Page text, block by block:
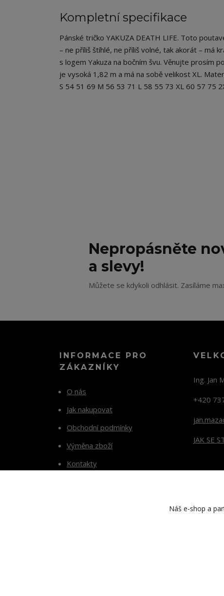
Kompletní specifikace
Pánské tričko YAKUZA DEATH LIFE. Toto
– ne příliš štíhlé, ne příliš volné, tak akorát – má
s logem Yakuza na bočním švu. Věnujte prosím
je vysoká 1,82 m a má na sobě velikost XL.
S 54 51 69 M 56 53 71 L 58 55 73 XL 60 57 75
Nepropásněte
a slevy!
Můžete se kdykoli odhlásit. Zasíláme
INFORMACE PRO
ZÁKAZNÍKY
O nás
Jak nakupovat
Obchodní podmínky
Výměna zboží
Kontakty
Ing. Jan
+420
JAK SE
Náš e-shop a